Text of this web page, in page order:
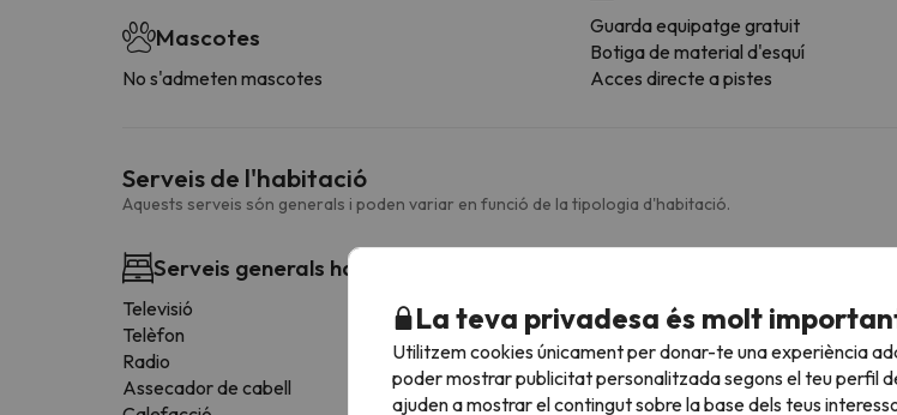
Mascotes
No s'admeten mascotes
Guarda equipatge gratuit
Botiga de material d'esquí
Acces directe a pistes
Serveis de l'habitació
Aquests serveis són generals i poden variar en funció de la tipologia d'habitació.
Serveis generals habitació
Televisió
Telèfon
Radio
Assecador de cabell
Lavabo
Amenities
Dutxa o banyera
Bany privat
La teva privadesa és molt
Utilitzem cookies únicament per donar-te una experiència
poder mostrar publicitat personalitzada segons el teu perfil
ajuden a mostrar el contingut sobre la base dels teus